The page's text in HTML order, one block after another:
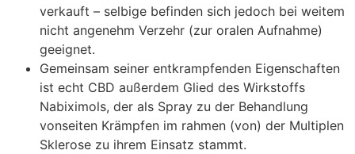
verkauft – selbige befinden sich jedoch bei weitem
nicht angenehm Verzehr (zur oralen Aufnahme)
geeignet.
Gemeinsam seiner entkrampfenden Eigenschaften
ist echt CBD außerdem Glied des Wirkstoffs
Nabiximols, der als Spray zu der Behandlung
vonseiten Krämpfen im rahmen (von) der Multiplen
Sklerose zu ihrem Einsatz stammt.